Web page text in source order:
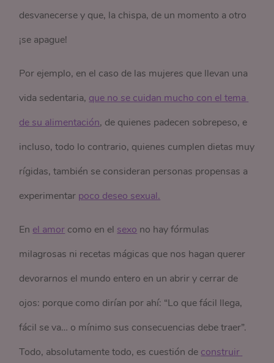
desvanecerse y que, la chispa, de un momento a otro
¡se apague!
Por ejemplo, en el caso de las mujeres que llevan una
vida sedentaria, que no se cuidan mucho con el tema
de su alimentación, de quienes padecen sobrepeso, e
incluso, todo lo contrario, quienes cumplen dietas muy
rígidas, también se consideran personas propensas a
experimentar poco deseo sexual.
En el amor como en el sexo no hay fórmulas
milagrosas ni recetas mágicas que nos hagan querer
devorarnos el mundo entero en un abrir y cerrar de
ojos: porque como dirían por ahí: “Lo que fácil llega,
fácil se va… o mínimo sus consecuencias debe traer”.
Todo, absolutamente todo, es cuestión de construir